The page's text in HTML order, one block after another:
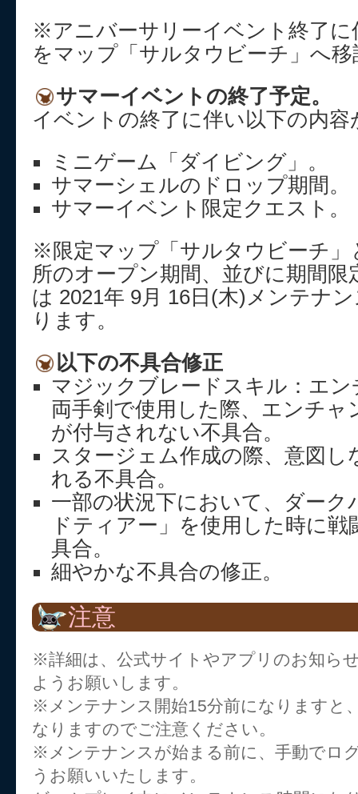
※アニバーサリーイベント終了に
をマップ「サルタウビーチ」へ移
サマーイベントの終了予定。
イベントの終了に伴い以下の内
ミニゲーム「ダイビング」。
サマーシェルのドロップ期間。
サマーイベント限定クエスト。
※限定マップ「サルタウビーチ」
所のオープン期間、並びに期間限
は 2021年 9月 16日(木)メンテナ
ります。
以下の不具合修正
マジックブレードスキル：エ
両手剣で使用した際、エンチャ
が付与されない不具合。
スタージェム作成の際、意図
れる不具合。
一部の状況下において、ダーク
ドティアー」を使用した時に
具合。
細やかな不具合の修正。
注意
※詳細は、公式サイトやアプリのお知ら
ようお願いします。
※メンテナンス開始15分前になりますと
なりますのでご注意ください。
※メンテナンスが始まる前に、手動でロ
うお願いいたします。